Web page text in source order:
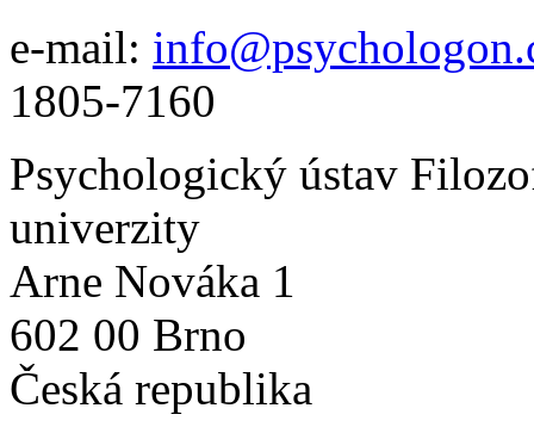
e-mail:
1805-7160
Psychologický ústav
univerzity
Arne Nováka 1
602 00 Brno
Česká republika